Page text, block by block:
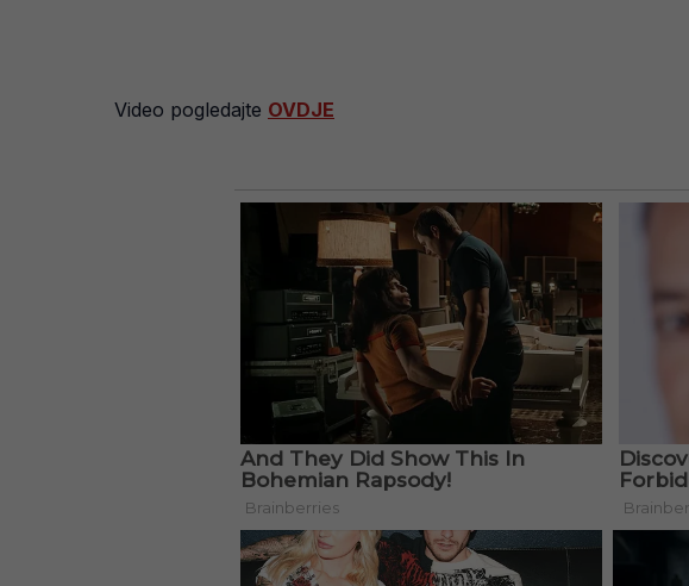
Video pogledajte OVDJE